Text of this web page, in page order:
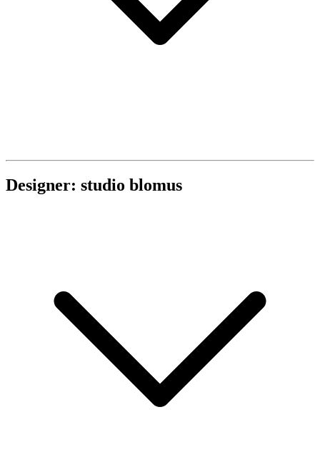
Designer: studio blomus